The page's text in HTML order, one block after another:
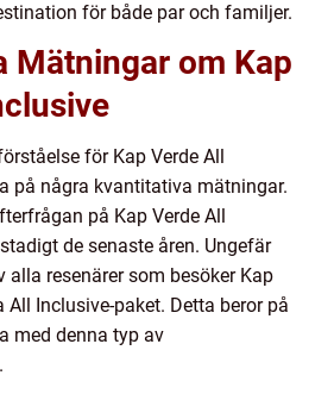
för både par och familjer.
Mätningar om Kap
för Kap Verde All
på några kvantitativa mätningar.
på Kap Verde All
de senaste åren. Ungefär
alla resenärer som besöker Kap
All Inclusive-paket. Detta beror på
med denna typ av